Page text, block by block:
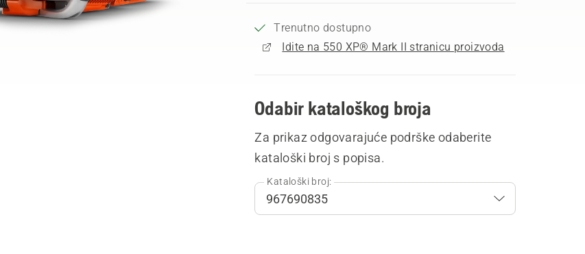
Trenutno dostupno
Idite na 550 XP® Mark II stranicu proizvoda
Odabir kataloškog broja
Za prikaz odgovarajuće podrške odaberite
kataloški broj s popisa.
Kataloški broj: